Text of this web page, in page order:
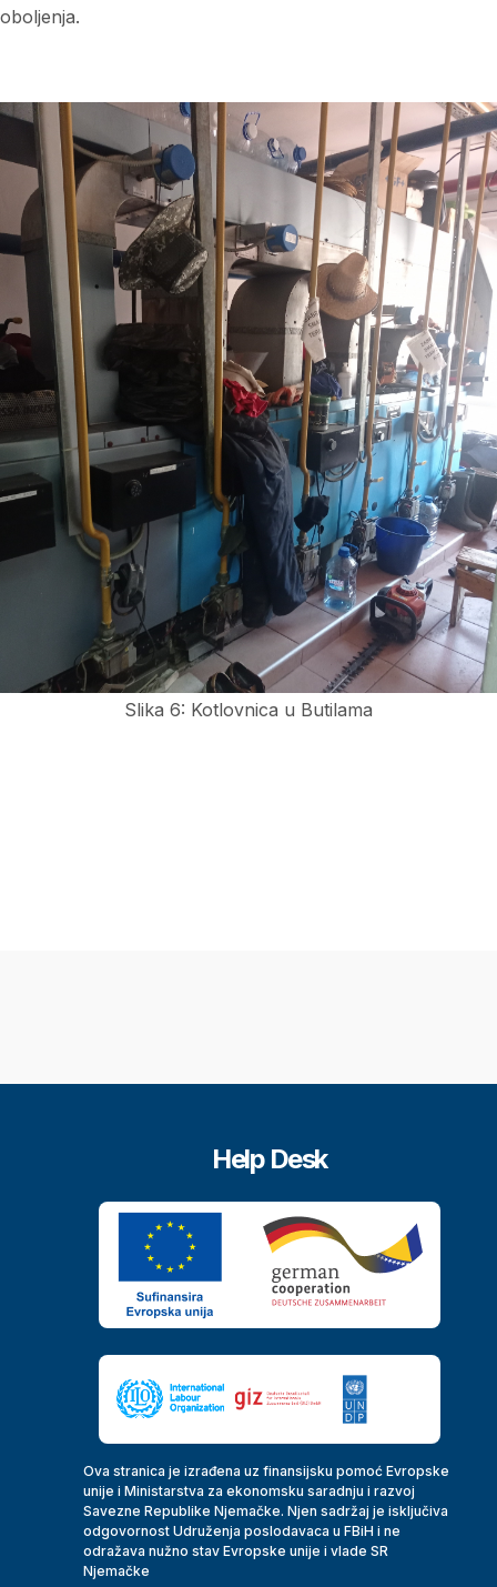
oboljenja.
Slika 6: Kotlovnica u Butilama
Help Desk
Ova stranica je izrađena uz finansijsku pomoć Evropske
unije i Ministarstva za ekonomsku saradnju i razvoj
Savezne Republike Njemačke. Njen sadržaj je isključiva
odgovornost Udruženja poslodavaca u FBiH i ne
odražava nužno stav Evropske unije i vlade SR
Njemačke